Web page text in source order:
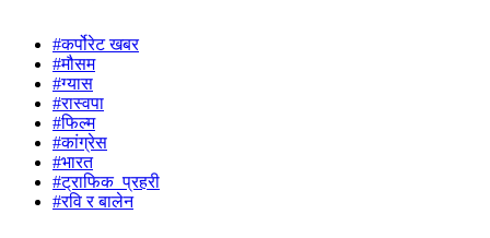
#कर्पोरेट खबर
#मौसम
#ग्यास
#रास्वपा
#फिल्म
#कांग्रेस
#भारत
#ट्राफिक_प्रहरी
#रवि र बालेन